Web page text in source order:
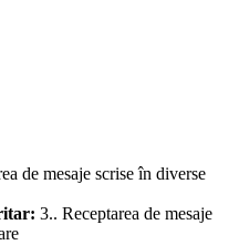
de mesaje scrise în diverse
3.. Receptarea de mesaje